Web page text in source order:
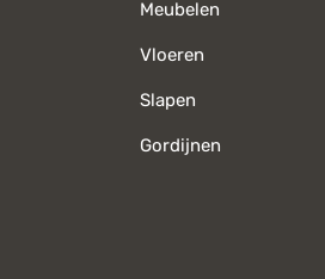
Meubelen
Vloeren
Slapen
Gordijnen